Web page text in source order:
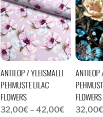
muunnelma.
Voit
tehdä
valinnat
tuotteen
sivulla.
Voit
tehdä
sivulla.
ANTILOP / YLEISMALLI
PEHMUSTE LILAC
FLOWERS
32,00€ – 42,00€
ANTILOP
FLOWERS
32,00€